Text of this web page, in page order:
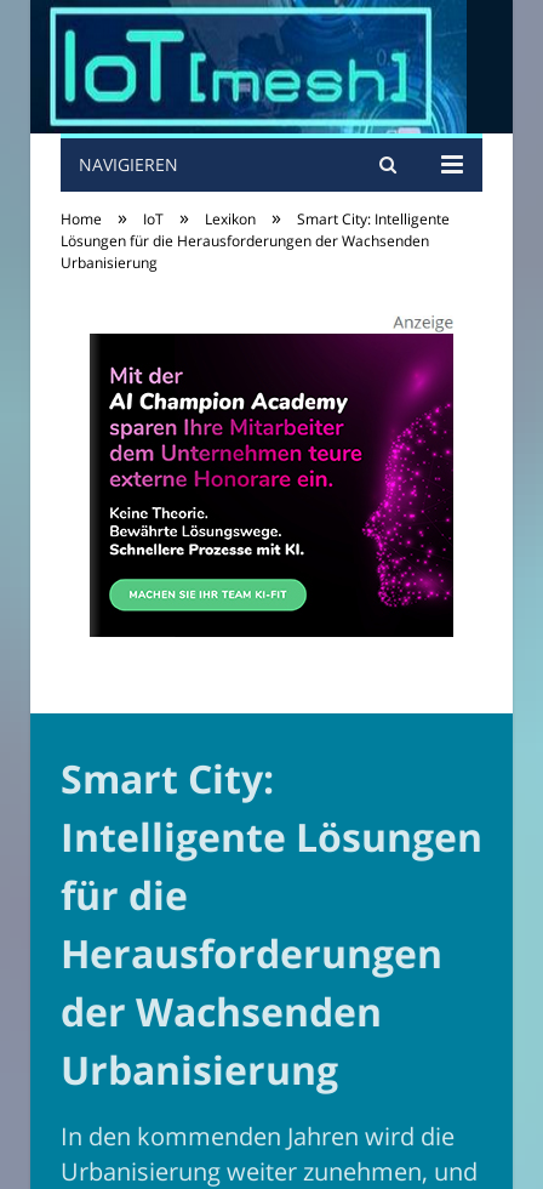
NAVIGIEREN
Home » IoT » Lexikon »
Smart City: Intelligente
Lösungen für die Herausforderungen der Wachsenden
Urbanisierung
Smart City:
Intelligente Lösungen
für die
Herausforderungen
der Wachsenden
Urbanisierung
In den kommenden Jahren wird die
Urbanisierung weiter zunehmen, und